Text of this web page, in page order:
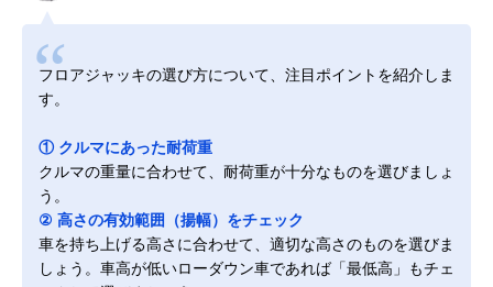
フロアジャッキの選び方について、注目ポイントを紹介しま
す。
① クルマにあった耐荷重
クルマの重量に合わせて、耐荷重が十分なものを選びましょ
う。
② 高さの有効範囲（揚幅）をチェック
車を持ち上げる高さに合わせて、適切な高さのものを選びま
しょう。車高が低いローダウン車であれば「最低高」もチェ